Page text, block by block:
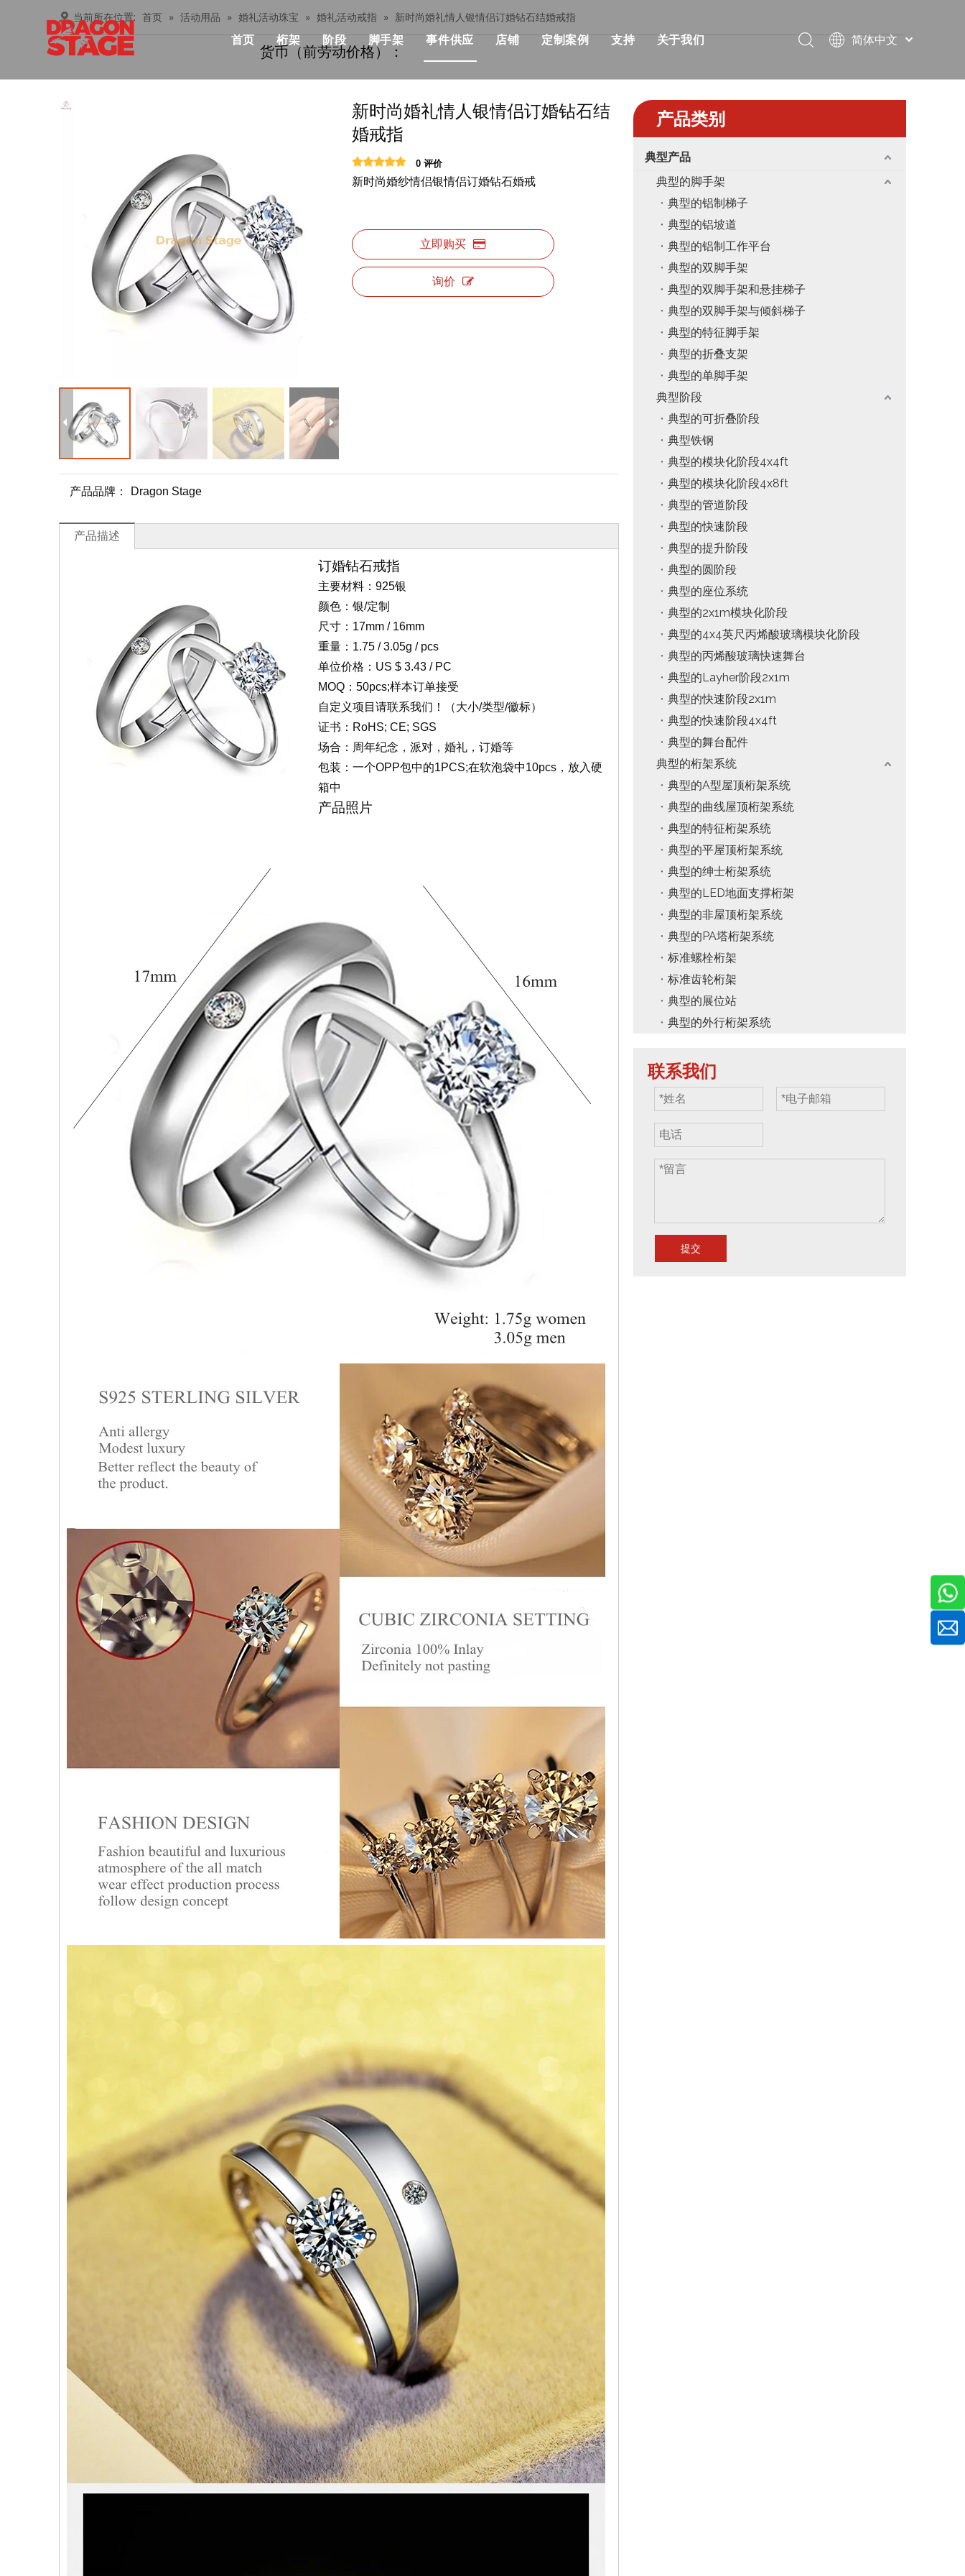
首页 桁架
桁架设计产品清单
忍者战士桁架系统
阶段
快速舞台
管道阶段
铁阶段
正方形舞台
跑道舞台
户外舞台
脚手架
铝制脚手架
可折叠的脚手架
双脚手架与攀登梯子
双脚手架与45度梯子
铝制梯子
铝制工作平台
事件供应
优点
活动表和椅子
事件LED显示
活动用品
店铺
快速舞台价格
桁架相关产品价格
舞台照明价格
舞台音价
定制案例
KSA事件解决方案
支持
常问问题
下载
关于我们
展览
联系我们
简体中文
Pусский
Español
العربية
English
当前所在位置: 首页 » 活动用品 » 婚礼活动珠宝 » 婚礼活动戒指 » 新时尚婚礼情人银情侣订婚钻石结婚戒指
货币（前劳动价格）：
新时尚婚礼情人银情侣订婚钻石结
婚戒指
0 评价
新时尚婚纱情侣银情侣订婚钻石婚戒
立即购买
询价
产品品牌： Dragon Stage
产品描述
订婚钻石戒指
主要材料：925银
颜色：银/定制
尺寸：17mm / 16mm
重量：1.75 / 3.05g / pcs
单位价格：US $ 3.43 / PC
MOQ：50pcs;样本订单接受
自定义项目请联系我们！（大小/类型/徽标）
证书：RoHS; CE; SGS
场合：周年纪念，派对，婚礼，订婚等
包装：一个OPP包中的1PCS;在软泡袋中10pcs，放入硬
箱中
产品照片
产品类别
典型产品
典型的脚手架
典型的铝制梯子
典型的铝坡道
典型的铝制工作平台
典型的双脚手架
典型的双脚手架和悬挂梯子
典型的双脚手架与倾斜梯子
典型的特征脚手架
典型的折叠支架
典型的单脚手架
典型阶段
典型的可折叠阶段
典型铁钢
典型的模块化阶段4x4ft
典型的模块化阶段4x8ft
典型的管道阶段
典型的快速阶段
典型的提升阶段
典型的圆阶段
典型的座位系统
典型的2x1m模块化阶段
典型的4x4英尺丙烯酸玻璃模块化阶段
典型的丙烯酸玻璃快速舞台
典型的Layher阶段2x1m
典型的快速阶段2x1m
典型的快速阶段4x4ft
典型的舞台配件
典型的桁架系统
典型的A型屋顶桁架系统
典型的曲线屋顶桁架系统
典型的特征桁架系统
典型的平屋顶桁架系统
典型的绅士桁架系统
典型的LED地面支撑桁架
典型的非屋顶桁架系统
典型的PA塔桁架系统
标准螺栓桁架
标准齿轮桁架
典型的展位站
典型的外行桁架系统
联系我们
提交